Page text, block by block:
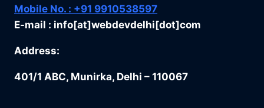
Mobile No. : +91 9910538597
E-mail : info[at]webdevdelhi[dot]com
Address:
401/1 ABC, Munirka, Delhi – 110067